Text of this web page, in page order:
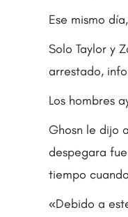
Ese mismo
Solo Taylor y
arrestado,
Los hombres
Ghosn le dijo
despegara
tiempo
«Debido a